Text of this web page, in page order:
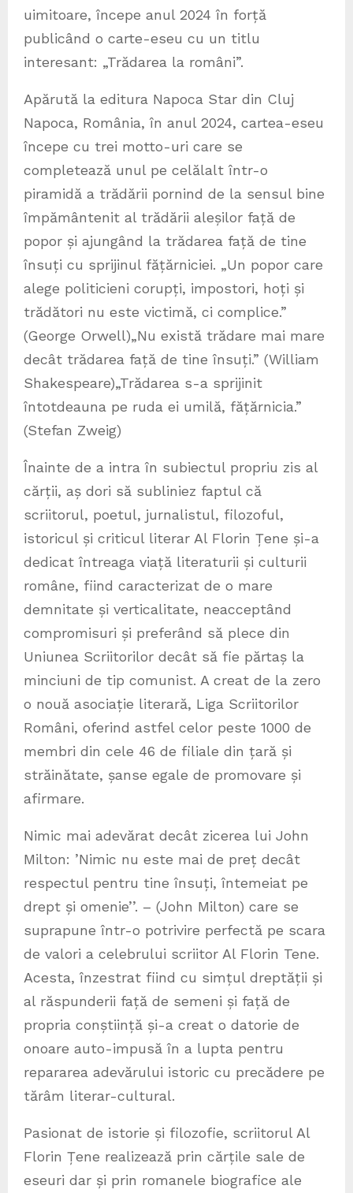
uimitoare, începe anul 2024 în forță
publicând o carte-eseu cu un titlu
interesant: „Trădarea la români”.
Apărută la editura Napoca Star din Cluj
Napoca, România, în anul 2024, cartea-eseu
începe cu trei motto-uri care se
completează unul pe celălalt într-o
piramidă a trădării pornind de la sensul bine
împământenit al trădării aleșilor față de
popor și ajungând la trădarea față de tine
însuți cu sprijinul fățărniciei. „Un popor care
alege politicieni corupți, impostori, hoți și
trădători nu este victimă, ci complice.”
(George Orwell)„Nu există trădare mai mare
decât trădarea față de tine însuți.” (William
Shakespeare)„Trădarea s-a sprijinit
întotdeauna pe ruda ei umilă, fățărnicia.”
(Stefan Zweig)
Înainte de a intra în subiectul propriu zis al
cărții, aș dori să subliniez faptul că
scriitorul, poetul, jurnalistul, filozoful,
istoricul și criticul literar Al Florin Țene și-a
dedicat întreaga viață literaturii și culturii
române, fiind caracterizat de o mare
demnitate și verticalitate, neacceptând
compromisuri și preferând să plece din
Uniunea Scriitorilor decât să fie părtaș la
minciuni de tip comunist. A creat de la zero
o nouă asociație literară, Liga Scriitorilor
Români, oferind astfel celor peste 1000 de
membri din cele 46 de filiale din țară și
străinătate, șanse egale de promovare și
afirmare.
Nimic mai adevărat decât zicerea lui John
Milton: ’Nimic nu este mai de preț decât
respectul pentru tine însuți, întemeiat pe
drept și omenie’’. – (John Milton) care se
suprapune într-o potrivire perfectă pe scara
de valori a celebrului scriitor Al Florin Tene.
Acesta, înzestrat fiind cu simțul dreptății și
al răspunderii față de semeni și față de
propria conștiință și-a creat o datorie de
onoare auto-impusă în a lupta pentru
repararea adevărului istoric cu precădere pe
tărâm literar-cultural.
Pasionat de istorie și filozofie, scriitorul Al
Florin Țene realizează prin cărțile sale de
eseuri dar și prin romanele biografice ale